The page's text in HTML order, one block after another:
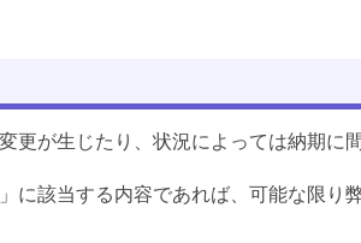
更が生じたり、状況によっては納期に
に該当する内容であれば、可能な限り